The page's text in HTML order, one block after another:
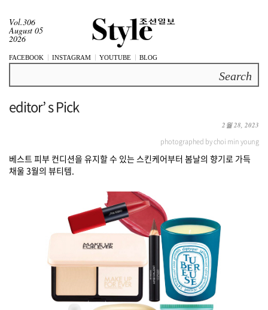
Vol.306
August 05
2026
FACEBOOK INSTAGRAM YOUTUBE BLOG
editor’ s Pick
2월 28, 2023
photographed by choi min young
베스트 피부 컨디션을 유지할 수 있는 스킨케어부터 봄날의 향기로 가득
채울 3월의 뷰티템.